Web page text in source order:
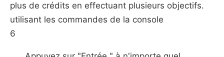
plus de crédits en effectuant plusieurs objectifs.
utilisant les commandes de la console
6